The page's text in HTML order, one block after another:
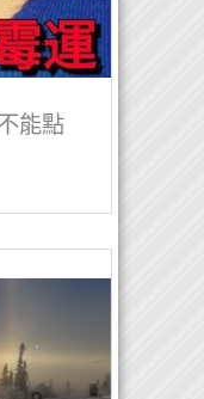
能點